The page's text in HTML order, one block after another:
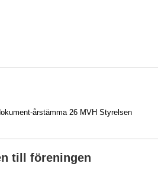
årstämma 26 MVH Styrelsen
till föreningen